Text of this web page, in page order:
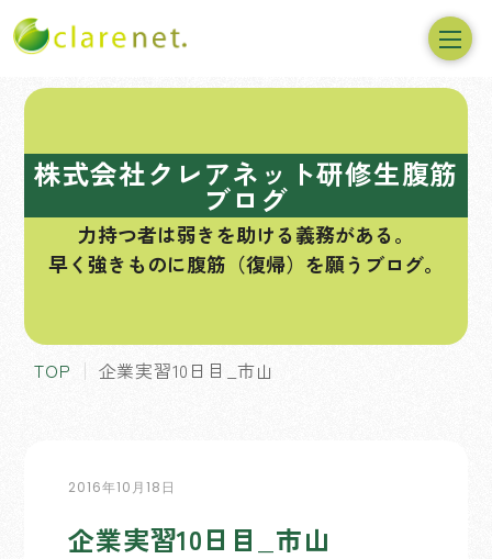
株式会社クレアネット研修生腹筋
ブログ
力持つ者は弱きを助ける義務がある。
早く強きものに腹筋（復帰）を願うブログ。
TOP 企業実習10日目_市山
2016年10月18日
企業実習10日目_市山